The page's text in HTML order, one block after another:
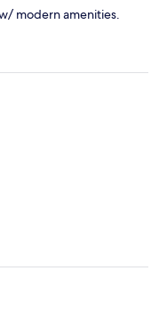
modern amenities.